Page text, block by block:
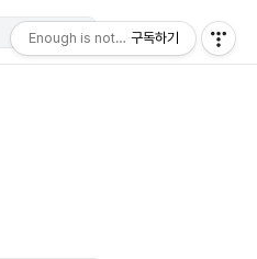
Enough is not enough
구독하기